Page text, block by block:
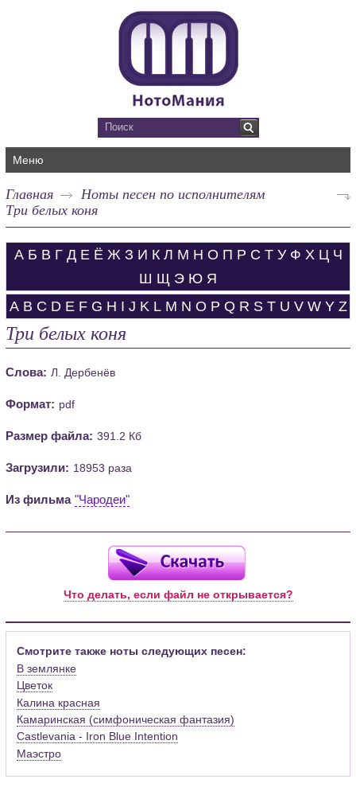
Меню
Главная
Ноты песен по исполнителям
Три белых коня
А Б В Г Д Е Ё Ж З И К Л М Н О П Р С Т У Ф Х Ц Ч
Ш Щ Э Ю Я
A B C D E F G H I J K L M N O P Q R S T U V W Y Z
Три белых коня
Слова: Л. Дербенёв
Формат: pdf
Размер файла: 391.2 Кб
Загрузили: 18953 раза
Из фильма "Чародеи"
Что делать, если файл не открывается?
Смотрите также ноты следующих песен:
В землянке
Цветок
Калина красная
Камаринская (симфоническая фантазия)
Castlevania - Iron Blue Intention
Маэстро